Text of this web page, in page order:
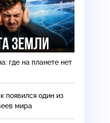
где на планете нет
появился один из
мира